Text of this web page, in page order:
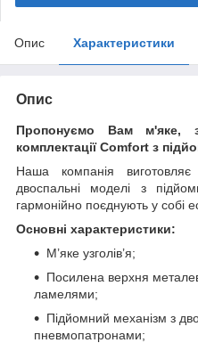
Опис Характеристики
Опис
Пропонуємо Вам м'яке,
комплектації Comfort з
Наша компанія
двоспальні моделі з
гармонійно поєднують у собі
Основні характеристики:
М’яке узголів’я;
Посилена верхня
ламелями;
Підйомний механізм з
пневмопатронами;